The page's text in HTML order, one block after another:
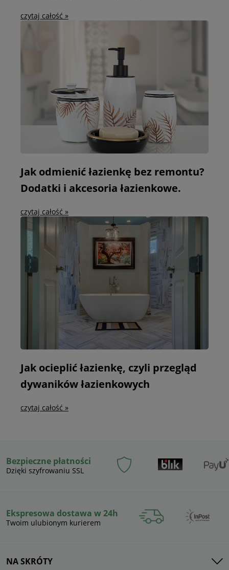
czytaj całość »
Jak odmienić łazienkę bez remontu?
Dodatki i akcesoria łazienkowe.
czytaj całość »
Jak ocieplić łazienkę, czyli przegląd
dywaników łazienkowych
czytaj całość »
Bezpieczne płatności
Dzięki szyfrowaniu SSL
Ekspresowa dostawa w 24h
Twoim ulubionym kurierem
NA SKRÓTY